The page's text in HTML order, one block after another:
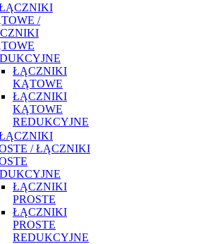
/
ŁĄCZNIKI
KĄTOWE
ŁĄCZNIKI
KĄTOWE
REDUKCYJNE
/ ŁĄCZNIKI
ŁĄCZNIKI
PROSTE
ŁĄCZNIKI
PROSTE
REDUKCYJNE